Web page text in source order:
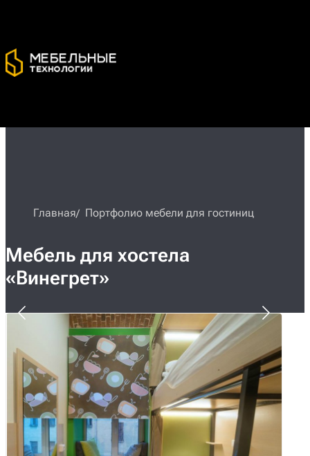
Главная Портфолио мебели для гостиниц
Мебель для хостела
«Винегрет»